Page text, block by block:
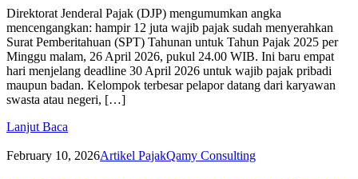
Direktorat Jenderal Pajak (DJP) mengumumkan angka
mencengangkan: hampir 12 juta wajib pajak sudah menyerahkan
Surat Pemberitahuan (SPT) Tahunan untuk Tahun Pajak 2025 per
Minggu malam, 26 April 2026, pukul 24.00 WIB. Ini baru empat
hari menjelang deadline 30 April 2026 untuk wajib pajak pribadi
maupun badan. Kelompok terbesar pelapor datang dari karyawan
swasta atau negeri, […]
Lanjut Baca
February 10, 2026Artikel PajakQamy Consulting